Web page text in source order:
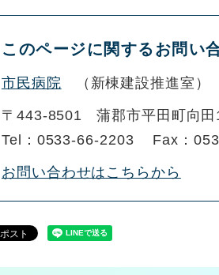
このページに関するお問い
市民病院 新棟建設推進室
〒443-8501
蒲郡市平田町向
Tel：0533-66-2203
Fax：
お問い合わせはこちらから